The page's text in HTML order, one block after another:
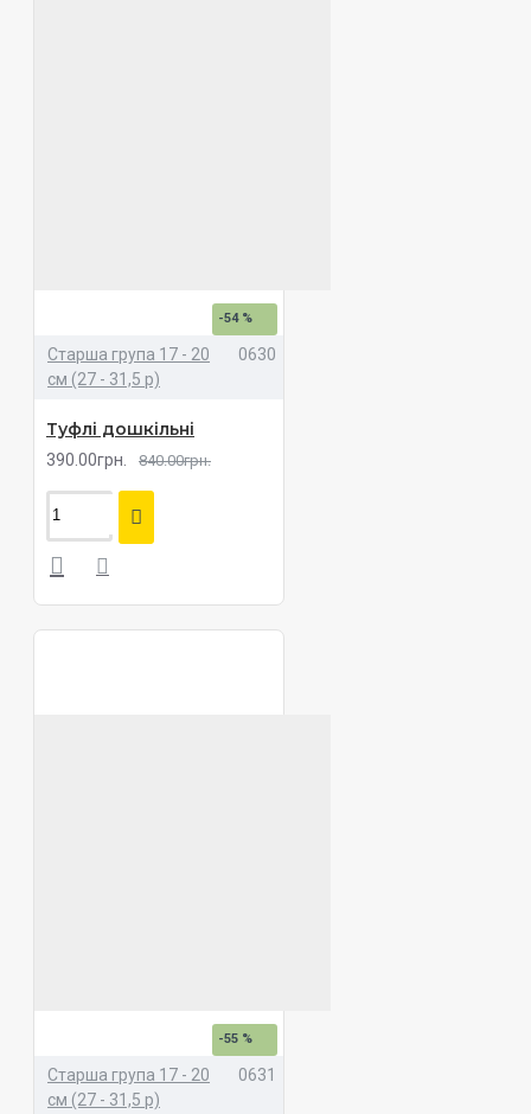
-54 %
Старша група 17 - 20
см (27 - 31,5 р)
0630
Туфлі дошкільні
390.00грн. 840.00грн.
-55 %
Старша група 17 - 20
см (27 - 31,5 р)
0631